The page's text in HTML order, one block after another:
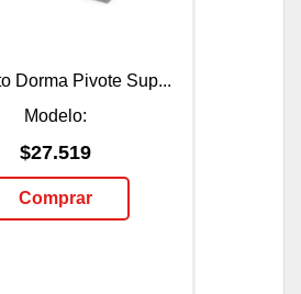
Dorma Pivote Sup...
Modelo:
$27.519
Comprar